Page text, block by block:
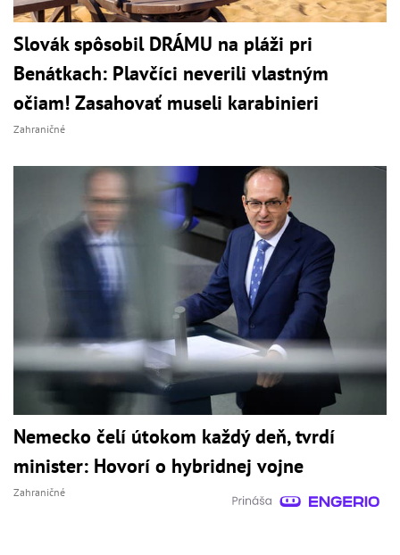
Slovák spôsobil DRÁMU na pláži pri
Benátkach: Plavčíci neverili vlastným
očiam! Zasahovať museli karabinieri
Zahraničné
Nemecko čelí útokom každý deň, tvrdí
minister: Hovorí o hybridnej vojne
Zahraničné